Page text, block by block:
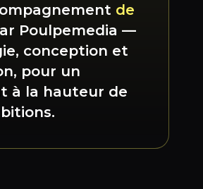
de
Poulpemedia —
conception et
pour un
à la hauteur de